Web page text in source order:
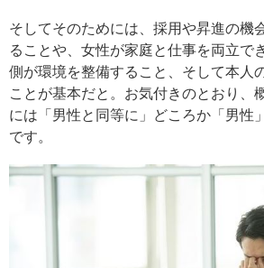
そしてそのためには、採用や昇進の機
ることや、女性が家庭と仕事を両立で
側が環境を整備すること、そして本人
ことが基本だと。お気付きのとおり、
には「男性と同等に」どころか「男性
です。